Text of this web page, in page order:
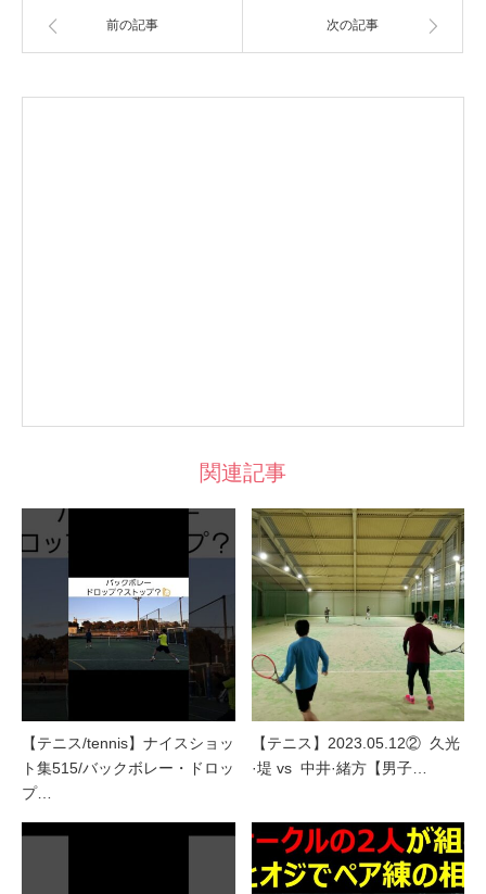
前の記事 次の記事
関連記事
【テニス/tennis】ナイスショッ
ト集515/バックボレー・ドロッ
プ…
【テニス】2023.05.12② 久光
·堤 vs 中井·緒方【男子…